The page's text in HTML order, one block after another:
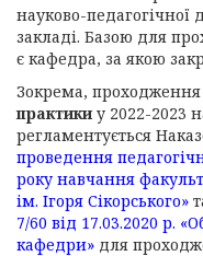
науково-
закладі. Базою для
є кафедра, за якою
Зокрема,
практикиу 2022-2023
регламентується
проведення
року навчання
ім. Ігоря Сікорського»
7/60 від 17.03.2020 р.
кафедри» для